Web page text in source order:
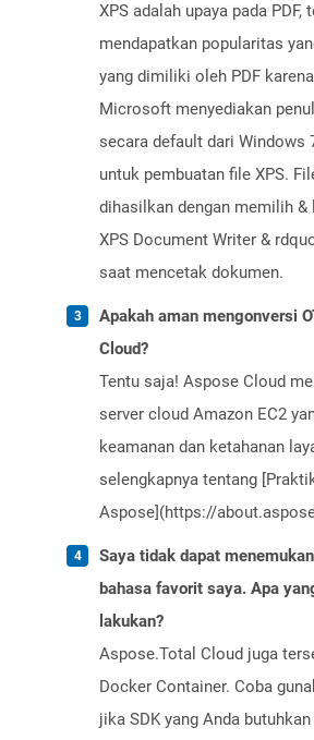
XPS adalah upaya pada
mendapatkan popularitas
yang dimiliki oleh PDF
Microsoft menyediakan
secara default dari Windows
untuk pembuatan file XPS.
dihasilkan dengan memilih
XPS Document Writer &
saat mencetak dokumen.
Apakah aman mengonversi
Cloud?
Tentu saja! Aspose Cloud
server cloud Amazon EC2
keamanan dan ketahanan
selengkapnya tentang
Aspose](https://
Saya tidak dapat
bahasa favorit saya. Apa
lakukan?
Aspose.Total Cloud juga
Docker Container. Coba
jika SDK yang Anda